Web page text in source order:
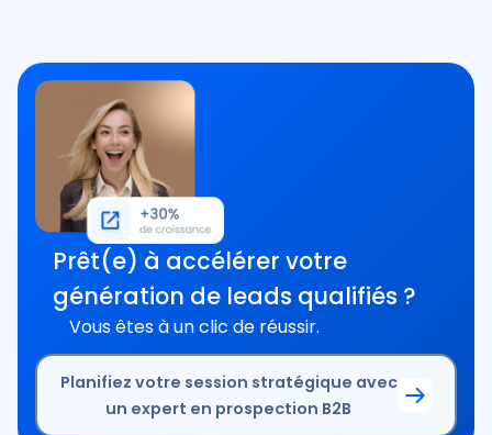
Prêt(e) à accélérer votre
génération de leads qualifiés ?
Vous êtes à un clic de réussir.
Planifiez votre session stratégique avec
un expert en prospection B2B